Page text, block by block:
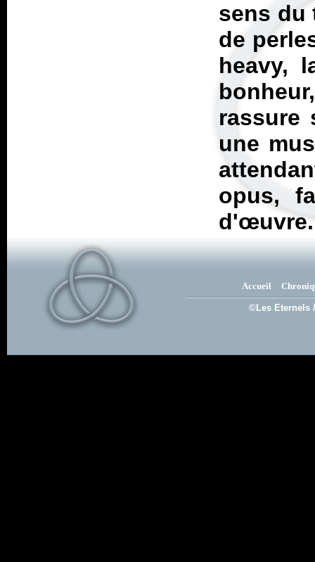
sens du
de
heavy,
rassure
une
opus,
Accueil
©Les Eternels